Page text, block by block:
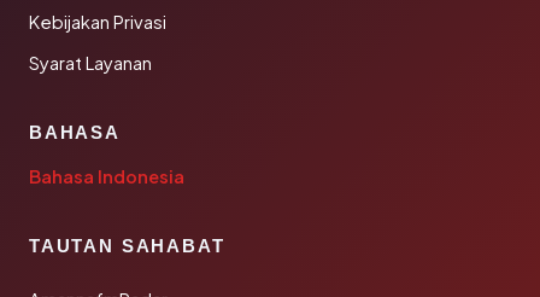
Kebijakan Privasi
Syarat Layanan
BAHASA
Bahasa Indonesia
TAUTAN SAHABAT